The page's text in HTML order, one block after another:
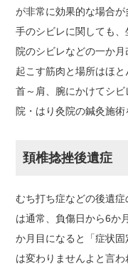
が非常に効果的な場合が
手のシビレに関しても
院のシビレなどの一か
起こす筋肉と場所はほと
首～肩、腕にかけてシ
院・はり灸院の鍼灸施術
頚椎捻挫後遺症
むち打ち症などの後遺
は通常、負傷日から6か
か月目になると「症状
は変わりませんよと言